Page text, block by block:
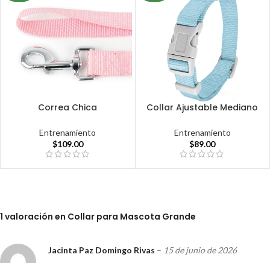
Correa Chica
Entrenamiento
$109.00
Collar Ajustable Mediano
Entrenamiento
$89.00
1 valoración en Collar para Mascota Grande
Jacinta Paz Domingo Rivas – 15 de junio de 2026